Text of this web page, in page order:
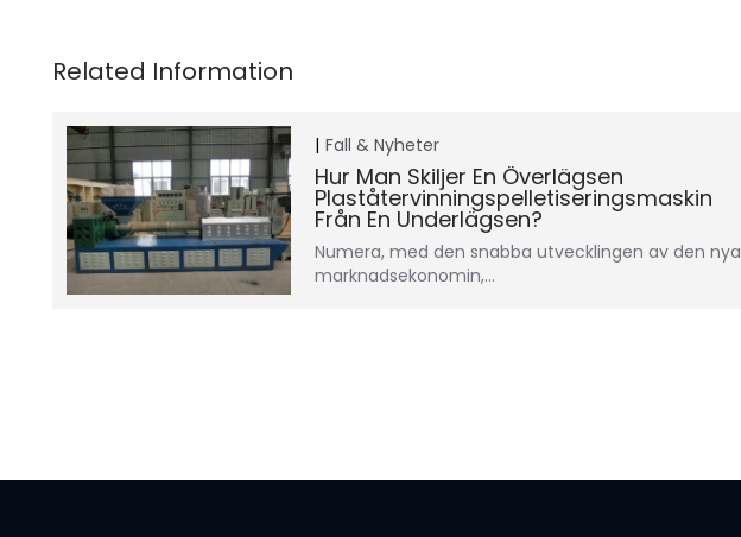
Fall & Nyheter
Hur Man Skiljer En Överlägsen
Plaståtervinningspelletiseringsmaskin
Från En Underlägsen?
Numera, med den snabba utvecklingen av den nya
marknadsekonomin,…